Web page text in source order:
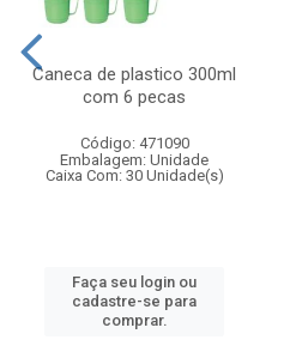
Caneca de plastico 300ml
com 6 pecas
Código: 471090
Embalagem: Unidade
Caixa Com: 30 Unidade(s)
Faça seu login ou
cadastre-se para
comprar.